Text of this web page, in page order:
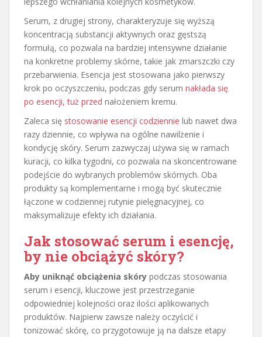
Serum, z drugiej strony, charakteryzuje się wyższą
koncentracją substancji aktywnych oraz gęstszą
formułą, co pozwala na bardziej intensywne działanie
na konkretne problemy skórne, takie jak zmarszczki czy
przebarwienia. Esencja jest stosowana jako pierwszy
krok po oczyszczeniu, podczas gdy serum nakłada się
po esencji, tuż przed nałożeniem kremu.
Zaleca się stosowanie esencji codziennie lub nawet dwa
razy dziennie, co wpływa na ogólne nawilżenie i
kondycję skóry. Serum zazwyczaj używa się w ramach
kuracji, co kilka tygodni, co pozwala na skoncentrowane
podejście do wybranych problemów skórnych. Oba
produkty są komplementarne i mogą być skutecznie
łączone w codziennej rutynie pielęgnacyjnej, co
maksymalizuje efekty ich działania.
Jak stosować serum i esencję,
by nie obciążyć skóry?
Aby uniknąć obciążenia skóry podczas stosowania
serum i esencji, kluczowe jest przestrzeganie
odpowiedniej kolejności oraz ilości aplikowanych
produktów. Najpierw zawsze należy oczyścić i
tonizować skórę, co przygotowuje ją na dalsze etapy